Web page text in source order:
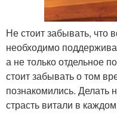
Не стоит забывать, что
необходимо
а не только отдельное
стоит забывать о том
познакомились. Делать
страсть витали в